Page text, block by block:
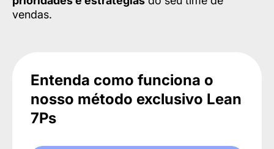
vendas.
Entenda como funciona o
nosso método exclusivo Lean
7Ps